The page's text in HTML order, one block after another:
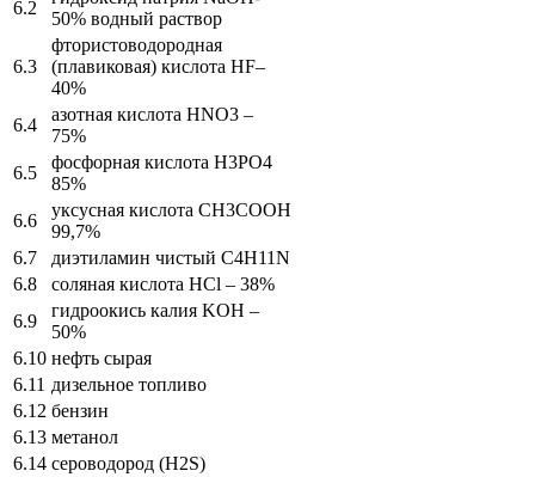
6.2
50% водный раствор
6.3
фтористоводородная
(плавиковая) кислота HF–
40%
6.4
азотная кислота HNO3 –
75%
6.5
фосфорная кислота H3PO4
85%
6.6
уксусная кислота CH3COOH
99,7%
6.7
диэтиламин чистый C4H11N
6.8
соляная кислота HCl – 38%
6.9
гидроокись калия KOH –
50%
6.10 нефть сырая
6.11 дизельное топливо
6.12 бензин
6.13 метанол
6.14 сероводород (H2S)